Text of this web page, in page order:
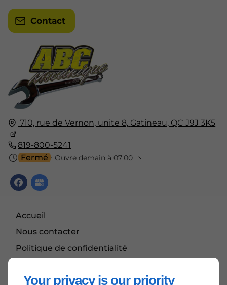
Your privacy is our priority
710, rue de Vernon, unite 8, Gatineau, QC J9J 3K5
819-800-5241
Fermé ⋅ Ouvre demain à 07:00
Accueil
Nous contacter
Politique de confidentialité
Contact